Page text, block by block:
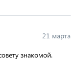
21 марта
знакомой.